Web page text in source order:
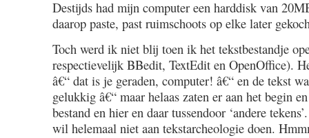
Destijds had mijn computer een harddisk van
daarop paste, past ruimschoots op elke later
Toch werd ik niet blij toen ik het tekstbestandje
respectievelijk BBedit, TextEdit en OpenOffice).
â€“ dat is je geraden, computer! â€“ en de tekst
gelukkig â€“ maar helaas zaten er aan het begin
bestand en hier en daar tussendoor ‘andere
wil helemaal niet aan tekstarcheologie doen.